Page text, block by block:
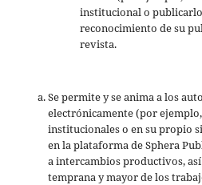
institucional o
reconocimiento de su
revista.
Se permite y se anima a los
electrónicamente (por
institucionales o en su propio
en la plataforma de Sphera
a intercambios productivos,
temprana y mayor de los